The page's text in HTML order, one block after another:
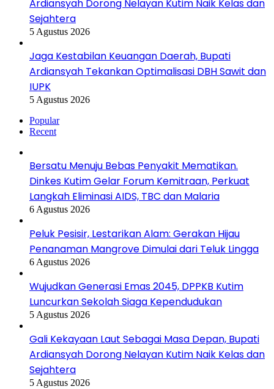
Ardiansyah Dorong Nelayan Kutim Naik Kelas dan
Sejahtera
5 Agustus 2026
Jaga Kestabilan Keuangan Daerah, Bupati
Ardiansyah Tekankan Optimalisasi DBH Sawit dan
IUPK
5 Agustus 2026
Popular
Recent
Bersatu Menuju Bebas Penyakit Mematikan.
Dinkes Kutim Gelar Forum Kemitraan, Perkuat
Langkah Eliminasi AIDS, TBC dan Malaria
6 Agustus 2026
Peluk Pesisir, Lestarikan Alam: Gerakan Hijau
Penanaman Mangrove Dimulai dari Teluk Lingga
6 Agustus 2026
Wujudkan Generasi Emas 2045, DPPKB Kutim
Luncurkan Sekolah Siaga Kependudukan
5 Agustus 2026
Gali Kekayaan Laut Sebagai Masa Depan, Bupati
Ardiansyah Dorong Nelayan Kutim Naik Kelas dan
Sejahtera
5 Agustus 2026